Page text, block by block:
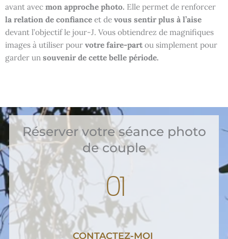
avant avec mon approche photo. Elle permet de renforcer
la relation de confiance et de vous sentir plus à l’aise
devant l’objectif le jour-J. Vous obtiendrez de magnifiques
images à utiliser pour votre faire-partou simplement pour
garder un souvenir de cette belle période.
Réserver votre séance photo
de couple
01
CONTACTEZ-MOI